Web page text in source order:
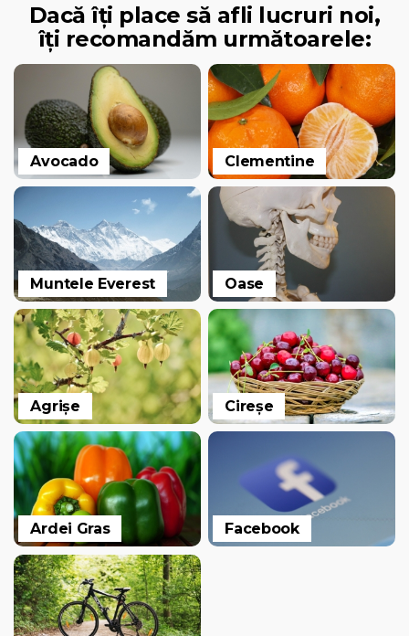
Dacă îți place să afli lucruri noi,
îți recomandăm următoarele:
Avocado Clementine
Muntele Everest Oase
Agrișe Cireșe
Ardei Gras Facebook